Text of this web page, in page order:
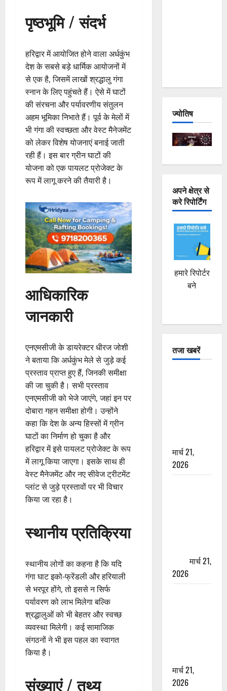
पृष्ठभूमि / संदर्भ
हरिद्वार में आयोजित होने वाला अर्धकुंभ
देश के सबसे बड़े धार्मिक आयोजनों में
से एक है, जिसमें लाखों श्रद्धालु गंगा
स्नान के लिए पहुंचते हैं। ऐसे में घाटों
की संरचना और पर्यावरणीय संतुलन
अहम भूमिका निभाते हैं। पूर्व के मेलों में
भी गंगा की स्वच्छता और वेस्ट मैनेजमेंट
को लेकर विशेष योजनाएं बनाई जाती
रही हैं। इस बार ग्रीन घाटों की
योजना को एक पायलट प्रोजेक्ट के
रूप में लागू करने की तैयारी है।
आधिकारिक
जानकारी
एनएमसीजी के डायरेक्टर धीरज जोशी
ने बताया कि अर्धकुंभ मेले से जुड़े कई
प्रस्ताव प्राप्त हुए हैं, जिनकी समीक्षा
की जा चुकी है। सभी प्रस्ताव
एनएमसीजी को भेजे जाएंगे, जहां इन पर
दोबारा गहन समीक्षा होगी। उन्होंने
कहा कि देश के अन्य हिस्सों में ग्रीन
घाटों का निर्माण हो चुका है और
हरिद्वार में इसे पायलट प्रोजेक्ट के रूप
में लागू किया जाएगा। इसके साथ ही
वेस्ट मैनेजमेंट और नए सीवेज ट्रीटमेंट
प्लांट से जुड़े प्रस्तावों पर भी विचार
किया जा रहा है।
स्थानीय प्रतिक्रिया
स्थानीय लोगों का कहना है कि यदि
गंगा घाट इको-फ्रेंडली और हरियाली
से भरपूर होंगे, तो इससे न सिर्फ
पर्यावरण को लाभ मिलेगा बल्कि
श्रद्धालुओं को भी बेहतर और स्वच्छ
व्यवस्था मिलेगी। कई सामाजिक
संगठनों ने भी इस पहल का स्वागत
किया है।
संख्याएं / तथ्य
ज्योतिष
अपने क्षेत्र से
करे रिपोर्टिंग
हमारे रिपोर्टर
बने
तजा खबरें
मार्च 21,
2026
मार्च 21,
2026
मार्च 21,
2026